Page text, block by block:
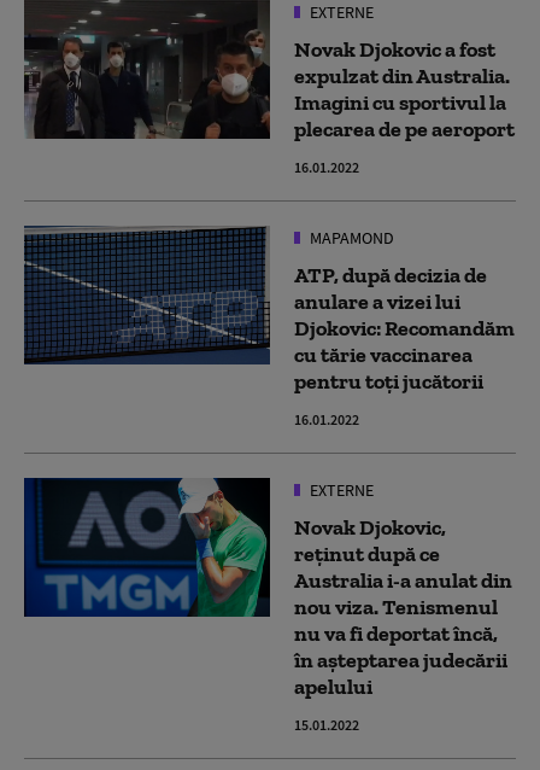
EXTERNE
Novak Djokovic a fost
expulzat din Australia.
Imagini cu sportivul la
plecarea de pe aeroport
16.01.2022
MAPAMOND
ATP, după decizia de
anulare a vizei lui
Djokovic: Recomandăm
cu tărie vaccinarea
pentru toți jucătorii
16.01.2022
EXTERNE
Novak Djokovic,
reținut după ce
Australia i-a anulat din
nou viza. Tenismenul
nu va fi deportat încă,
în așteptarea judecării
apelului
15.01.2022